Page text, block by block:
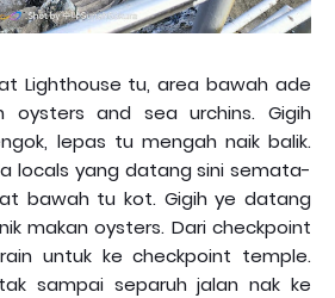
Lighthouse tu, area bawah ade
oysters and sea urchins. Gigih
lepas tu mengah naik balik.
locals yang datang sini semata-
bawah tu kot. Gigih ye datang
makan oysters. Dari checkpoint
untuk ke checkpoint temple.
sampai separuh jalan nak ke